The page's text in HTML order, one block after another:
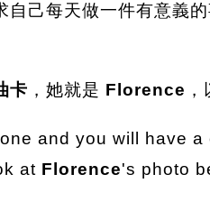
己每天做一件有意義
卡 ，她就是 Florence
and you will have a
at Florence's photo